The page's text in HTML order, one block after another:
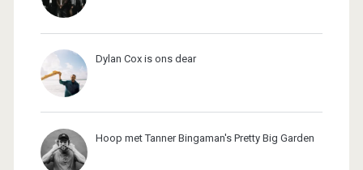
Dylan Cox is ons dear
Hoop met Tanner Bingaman's Pretty Big Garden